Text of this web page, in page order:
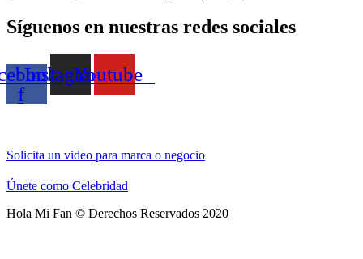
Síguenos en nuestras redes sociales
f
InstagramYoutube
Solicita un video para marca o negocio
Únete como Celebridad
Hola Mi Fan © Derechos Reservados 2020 |